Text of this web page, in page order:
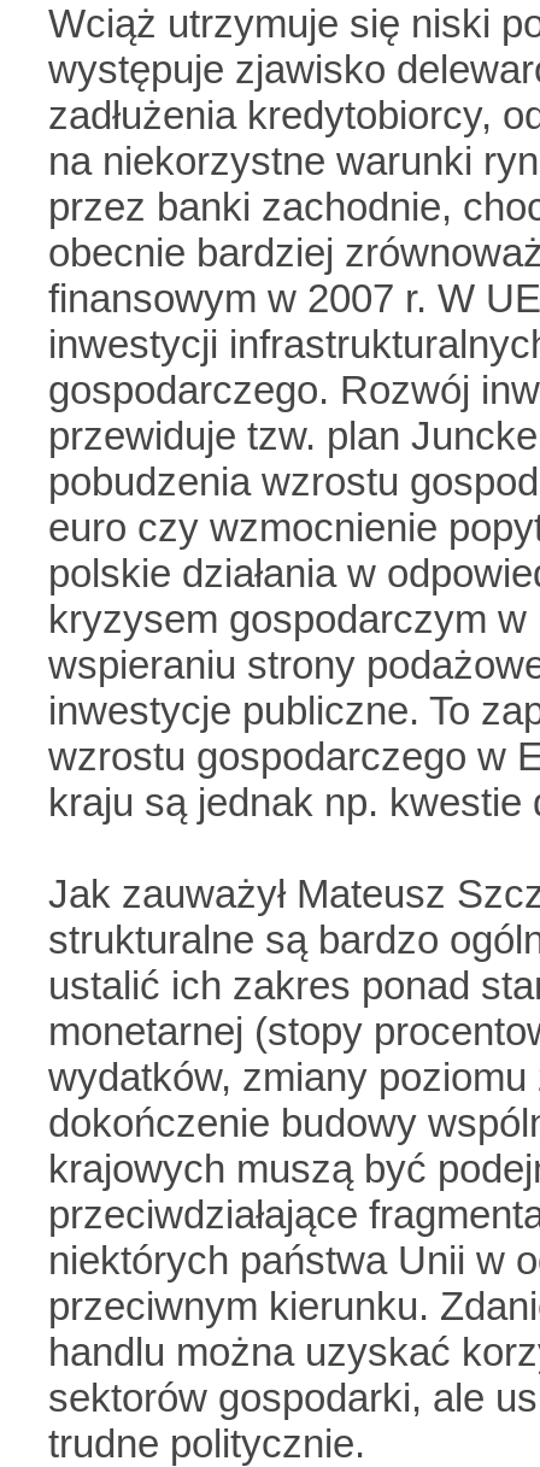
Wciąż utrzymuje się niski
występuje zjawisko
zadłużenia kredytobiorcy,
na niekorzystne warunki
przez banki zachodnie,
obecnie bardziej
finansowym w 2007 r. W
inwestycji
gospodarczego. Rozwój
przewiduje tzw. plan
pobudzenia wzrostu
euro czy wzmocnienie
polskie działania w
kryzysem gospodarczym
wspieraniu strony
inwestycje publiczne. To
wzrostu gospodarczego w
kraju są jednak np. kwestie
Jak zauważył Mateusz
strukturalne są bardzo
ustalić ich zakres ponad
monetarnej (stopy
wydatków, zmiany
dokończenie budowy
krajowych muszą być
przeciwdziałające
niektórych państwa Unii w
przeciwnym kierunku.
handlu można uzyskać
sektorów gospodarki, ale
trudne politycznie.